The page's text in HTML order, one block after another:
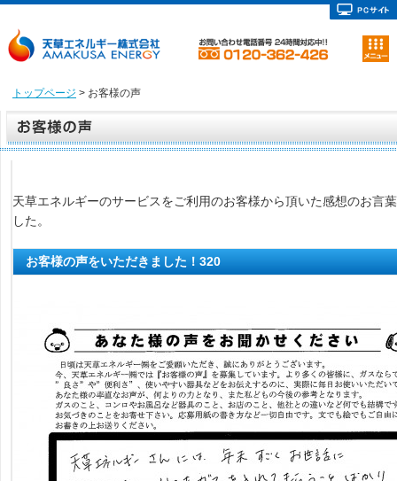
トップページ > お客様の声
天草エネルギーのサービスをご利用のお客様から頂いた感想のお言
した。
お客様の声をいただきました！320